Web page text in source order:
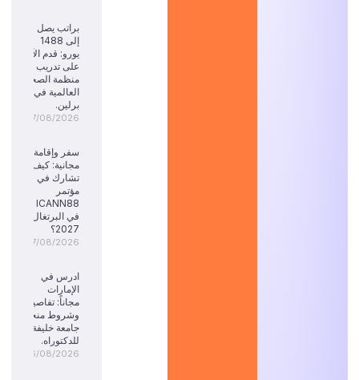
براتب يصل
إلى 1488
يورو: قدم الآن
على تدريب
منظمة الصحة
العالمية في
برلين.
07/08/2026
سفر وإقامة
مجانية: كيف
تشارك في
مؤتمر
ICANN88
في البرتغال
2027؟
07/08/2026
ادرس في
الإمارات
مجاناً: تفاصيل
وشروط منحة
جامعة خليفة
للدكتوراه.
06/08/2026